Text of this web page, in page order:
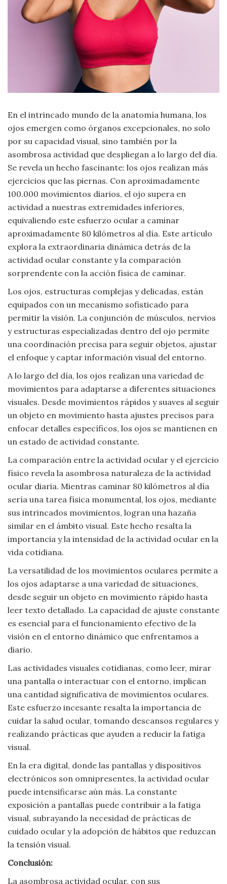
Tendencias
Salud
Sociología
Universo
Viajar
En el intrincado mundo de la anatomía humana, los
ojos emergen como órganos excepcionales, no solo
por su capacidad visual, sino también por la
asombrosa actividad que despliegan a lo largo del día.
Se revela un hecho fascinante: los ojos realizan más
ejercicios que las piernas. Con aproximadamente
100.000 movimientos diarios, el ojo supera en
actividad a nuestras extremidades inferiores,
equivaliendo este esfuerzo ocular a caminar
aproximadamente 80 kilómetros al día. Este artículo
explora la extraordinaria dinámica detrás de la
actividad ocular constante y la comparación
sorprendente con la acción física de caminar.
Los ojos, estructuras complejas y delicadas, están
equipados con un mecanismo sofisticado para
permitir la visión. La conjunción de músculos, nervios
y estructuras especializadas dentro del ojo permite
una coordinación precisa para seguir objetos, ajustar
el enfoque y captar información visual del entorno.
A lo largo del día, los ojos realizan una variedad de
movimientos para adaptarse a diferentes situaciones
visuales. Desde movimientos rápidos y suaves al seguir
un objeto en movimiento hasta ajustes precisos para
enfocar detalles específicos, los ojos se mantienen en
un estado de actividad constante.
La comparación entre la actividad ocular y el ejercicio
físico revela la asombrosa naturaleza de la actividad
ocular diaria. Mientras caminar 80 kilómetros al día
sería una tarea física monumental, los ojos, mediante
sus intrincados movimientos, logran una hazaña
similar en el ámbito visual. Este hecho resalta la
importancia y la intensidad de la actividad ocular en la
vida cotidiana.
La versatilidad de los movimientos oculares permite a
los ojos adaptarse a una variedad de situaciones,
desde seguir un objeto en movimiento rápido hasta
leer texto detallado. La capacidad de ajuste constante
es esencial para el funcionamiento efectivo de la
visión en el entorno dinámico que enfrentamos a
diario.
Las actividades visuales cotidianas, como leer, mirar
una pantalla o interactuar con el entorno, implican
una cantidad significativa de movimientos oculares.
Este esfuerzo incesante resalta la importancia de
cuidar la salud ocular, tomando descansos regulares y
realizando prácticas que ayuden a reducir la fatiga
visual.
En la era digital, donde las pantallas y dispositivos
electrónicos son omnipresentes, la actividad ocular
puede intensificarse aún más. La constante
exposición a pantallas puede contribuir a la fatiga
visual, subrayando la necesidad de prácticas de
cuidado ocular y la adopción de hábitos que reduzcan
la tensión visual.
Conclusión:
La asombrosa actividad ocular, con sus